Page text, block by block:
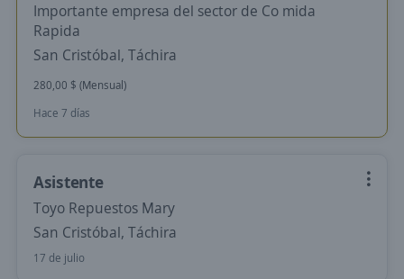
Importante empresa del sector de Co mida
Rapida
San Cristóbal, Táchira
280,00 $ (Mensual)
Hace 7 días
Asistente
Toyo Repuestos Mary
San Cristóbal, Táchira
17 de julio